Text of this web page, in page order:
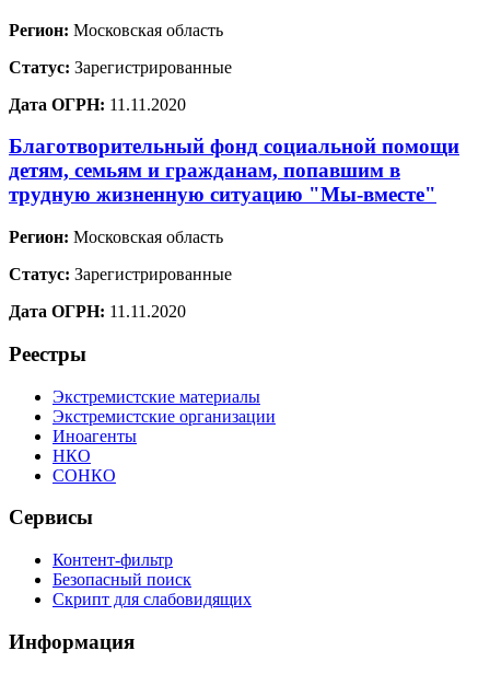
Регион: Московская область
Статус: Зарегистрированные
Дата ОГРН: 11.11.2020
Благотворительный фонд социальной помощи
детям, семьям и гражданам, попавшим в
трудную жизненную ситуацию "Мы-вместе"
Регион: Московская область
Статус: Зарегистрированные
Дата ОГРН: 11.11.2020
Реестры
Экстремистские материалы
Экстремистские организации
Иноагенты
НКО
СОНКО
Сервисы
Контент-фильтр
Безопасный поиск
Скрипт для слабовидящих
Информация